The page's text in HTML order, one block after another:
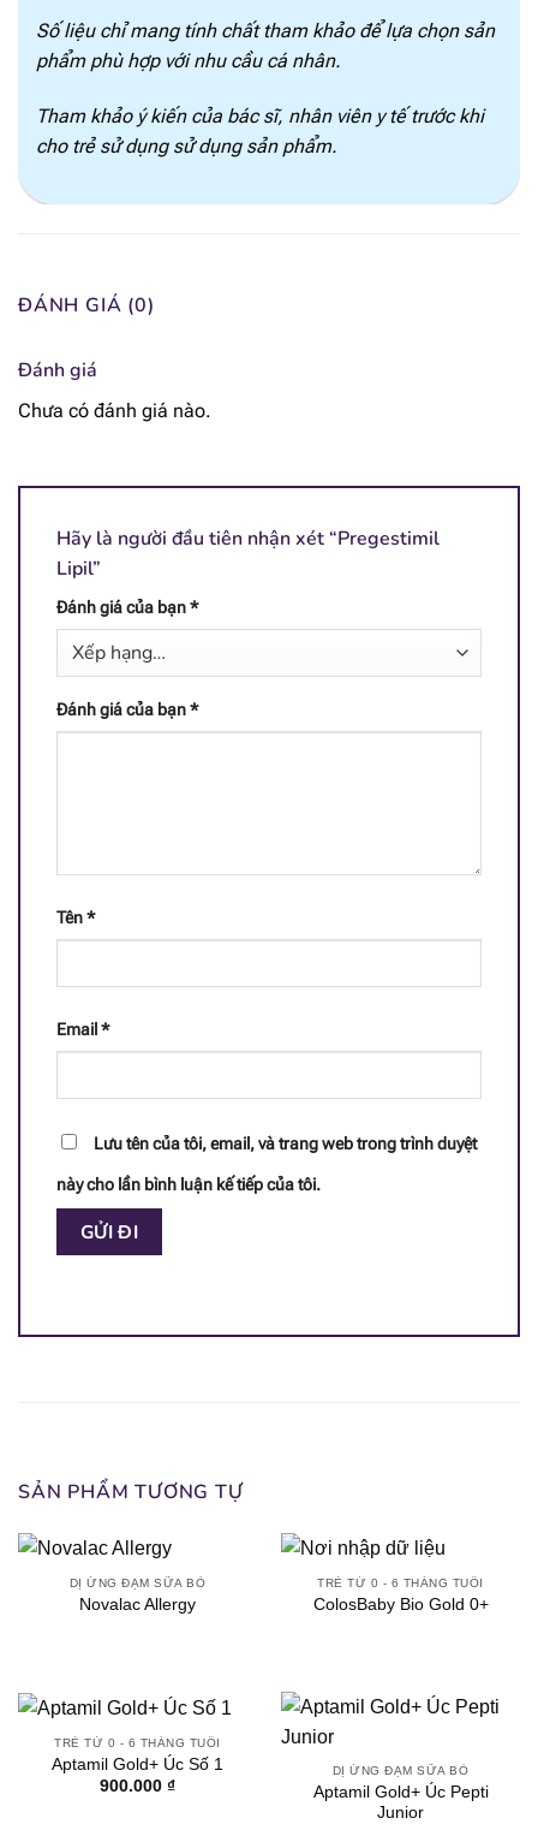
I ốt
Crom 1.49 mcg
Đồng 0.051 mg
Sắt
Molypden
Inositol
Taurin
Số liệu chỉ mang tính chất tham khảo để lựa chọn sản
phẩm phù hợp với nhu cầu cá nhân.
Tham khảo ý kiến của bác sĩ, nhân viên y tế trước khi
cho trẻ sử dụng sử dụng sản phẩm.
ĐÁNH GIÁ (0)
Đánh giá
Chưa có đánh giá nào.
Hãy là người đầu tiên nhận xét “Pregestimil
Lipil”
Đánh giá của bạn*
Đánh giá của bạn*
Tên*
Email *
Lưu tên của tôi, email, và trang web trong trình duyệt
này cho lần bình luận kế tiếp của tôi.
SẢN PHẨM TƯƠNG TỰ
DỊ ỨNG ĐẠM SỮA BÒ
Novalac Allergy
TRẺ TỪ 0 - 6 THÁNG TUỔI
ColosBaby Bio Gold 0+
TRẺ TỪ 0 - 6 THÁNG TUỔI
Aptamil Gold+ Úc Số 1
900.000 ₫
DỊ ỨNG ĐẠM SỮA BÒ
Aptamil Gold+ Úc Pepti
Junior